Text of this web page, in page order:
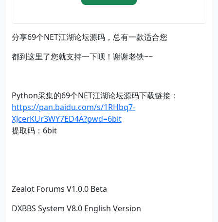
分享69个NET江湖论坛源码，总有一款适合您
都到这里了您就支持一下呗！谢谢老铁~~
Python采集的69个NET江湖论坛源码下载链接：
https://pan.baidu.com/s/1RHbq7-
XJcerKUr3WY7ED4A?pwd=6bit
提取码：6bit
Zealot Forums V1.0.0 Beta
DXBBS System V8.0 English Version